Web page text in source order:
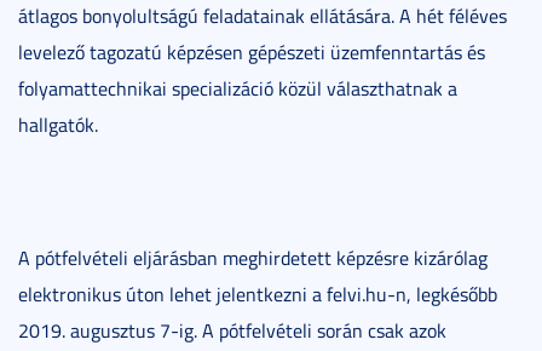
átlagos bonyolultságú feladatainak ellátására. A hét féléves
levelező tagozatú képzésen gépészeti üzemfenntartás és
folyamattechnikai specializáció közül választhatnak a
hallgatók.
A pótfelvételi eljárásban meghirdetett képzésre kizárólag
elektronikus úton lehet jelentkezni a felvi.hu-n, legkésőbb
2019. augusztus 7-ig. A pótfelvételi során csak azok